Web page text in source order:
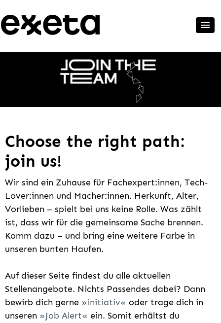
Choose the right path:
join us!
Wir sind ein Zuhause für Fachexpert:innen, Tech-
Lover:innen und Macher:innen. Herkunft, Alter,
Vorlieben – spielt bei uns keine Rolle. Was zählt
ist, dass wir für die gemeinsame Sache brennen.
Komm dazu – und bring eine weitere Farbe in
unseren bunten Haufen.
Auf dieser Seite findest du alle aktuellen
Stellenangebote. Nichts Passendes dabei? Dann
bewirb dich gerne
initiativ
oder trage dich in
unseren
Job Alert
ein. Somit erhältst du